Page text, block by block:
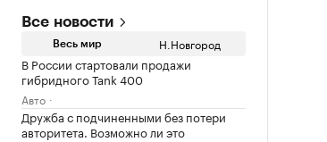
Все новости
Весь мир Н.Новгород
В России стартовали продажи
гибридного Tank 400
Авто
Дружба с подчиненными без потери
авторитета. Возможно ли это